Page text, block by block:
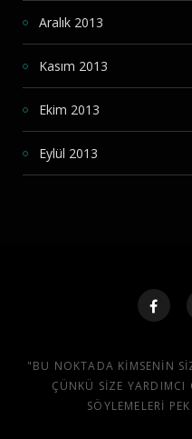
Aralık 2013
Kasım 2013
Ekim 2013
Eylül 2013
"BU NOKTADA KIMSENIN
ÇÜNKÜ SIZE YARDIMCI
SÖYLEMELERI